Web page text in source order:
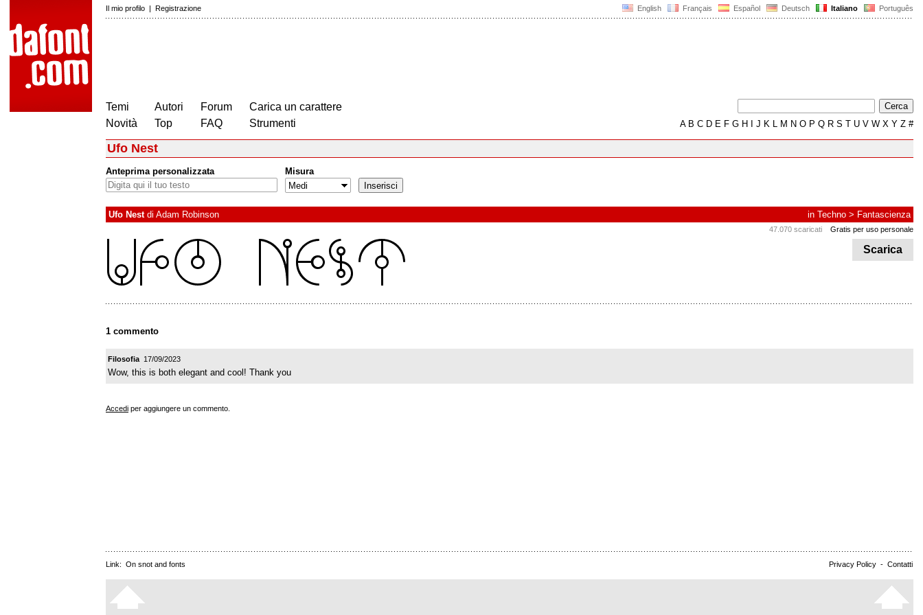
English Français Español Deutsch Italiano Português
Il mio profilo | Registrazione
Temi
Novità
Autori
Top
Forum
FAQ
Carica un carattere
Strumenti
AB C D E F G H J K L M N O P Q R S T U V W X Y Z #
Ufo Nest
Anteprima personalizzata Misura
Ufo Nestdi Adam Robinson in Techno > Fantascienza
47.070 scaricati Gratis per uso personale
Scarica
1 commento
Filosofia 17/09/2023
Wow, this is both elegant and cool! Thank you
Accedi per aggiungere un commento.
Privacy Policy - Contatti
Link: On snot and fonts